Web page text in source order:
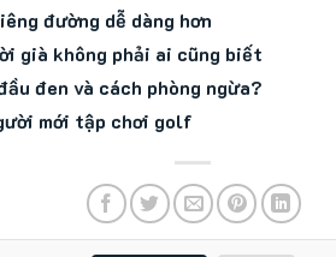
đường dễ dàng hơn
già không phải ai cũng biết
đen và cách phòng ngừa?
mới tập chơi golf